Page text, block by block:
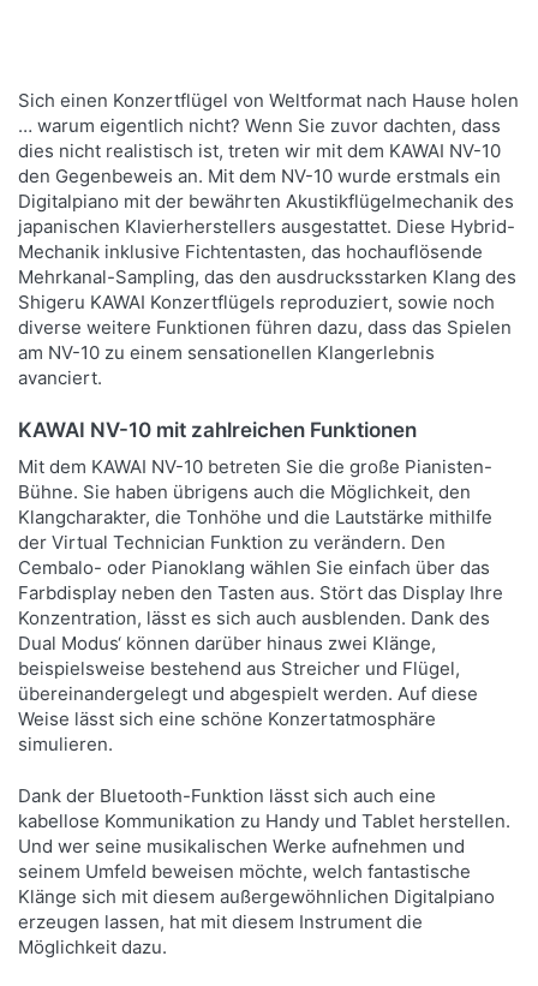
Sich einen Konzertflügel von Weltformat nach Hause holen
… warum eigentlich nicht? Wenn Sie zuvor dachten, dass
dies nicht realistisch ist, treten wir mit dem KAWAI NV-10
den Gegenbeweis an. Mit dem NV-10 wurde erstmals ein
Digitalpiano mit der bewährten Akustikflügelmechanik des
japanischen Klavierherstellers ausgestattet. Diese Hybrid-
Mechanik inklusive Fichtentasten, das hochauflösende
Mehrkanal-Sampling, das den ausdrucksstarken Klang des
Shigeru KAWAI Konzertflügels reproduziert, sowie noch
diverse weitere Funktionen führen dazu, dass das Spielen
am NV-10 zu einem sensationellen Klangerlebnis
avanciert.
KAWAI NV-10 mit zahlreichen Funktionen
Mit dem KAWAI NV-10 betreten Sie die große Pianisten-
Bühne. Sie haben übrigens auch die Möglichkeit, den
Klangcharakter, die Tonhöhe und die Lautstärke mithilfe
der Virtual Technician Funktion zu verändern. Den
Cembalo- oder Pianoklang wählen Sie einfach über das
Farbdisplay neben den Tasten aus. Stört das Display Ihre
Konzentration, lässt es sich auch ausblenden. Dank des
Dual Modus‘ können darüber hinaus zwei Klänge,
beispielsweise bestehend aus Streicher und Flügel,
übereinandergelegt und abgespielt werden. Auf diese
Weise lässt sich eine schöne Konzertatmosphäre
simulieren.
Dank der Bluetooth-Funktion lässt sich auch eine
kabellose Kommunikation zu Handy und Tablet herstellen.
Und wer seine musikalischen Werke aufnehmen und
seinem Umfeld beweisen möchte, welch fantastische
Klänge sich mit diesem außergewöhnlichen Digitalpiano
erzeugen lassen, hat mit diesem Instrument die
Möglichkeit dazu.